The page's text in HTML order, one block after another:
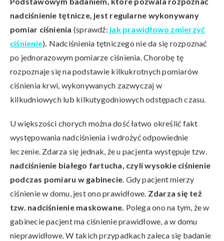
nadciśnienie tętnicze, jest regularne wykonywany
pomiar ciśnienia (sprawdź: jak prawidłowo zmierzyć
ciśnienie). Nadciśnienia tętniczego nie da się rozpoznać
po jednorazowym pomiarze ciśnienia. Chorobę tę
rozpoznaje się na podstawie kilkukrotnych pomiarów
ciśnienia krwi, wykonywanych zazwyczaj w
kilkudniowych lub kilkutygodniowych odstępach czasu.
U większości chorych można dość łatwo określić fakt
występowania nadciśnienia i wdrożyć odpowiednie
leczenie. Zdarza się jednak, że u pacjenta występuje tzw.
nadciśnienie białego fartucha, czyli wysokie ciśnienie
podczas pomiaru w gabinecie. Gdy pacjent mierzy
ciśnienie w domu, jest ono prawidłowe. Zdarza się też
tzw. nadciśnienie maskowane. Polega ono na tym, że w
gabinecie pacjent ma ciśnienie prawidłowe, a w domu
nieprawidłowe. W takich przypadkach zaleca się badanie